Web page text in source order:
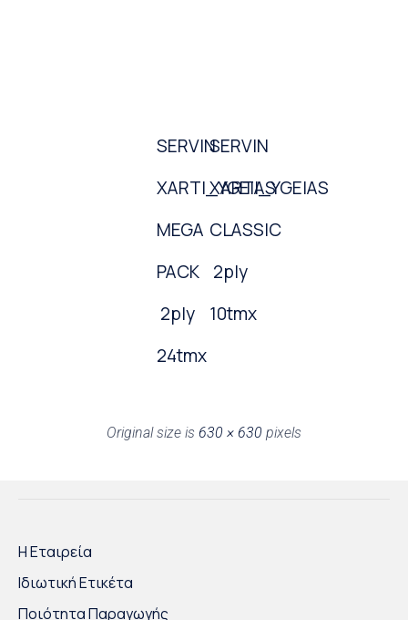
SERVIN
XARTI_YGEIAS
MEGA
PACK
2ply
24tmx
SERVIN
XARTI_YGEIAS
CLASSIC
2ply
10tmx
Original size is 630 × 630 pixels
Η Εταιρεία
Ιδιωτική Ετικέτα
Ποιότητα Παραγωγής